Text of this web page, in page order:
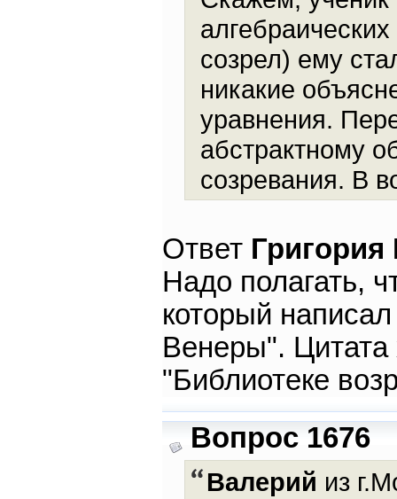
созрел) ему
никакие
уравнения.
абстрактному
созревания. В
Ответ
Надо полагать,
который
Венеры".
"Библиотеке
Вопрос 1676
Валерий из